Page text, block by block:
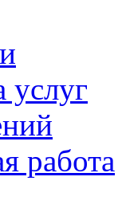
услуг
работа